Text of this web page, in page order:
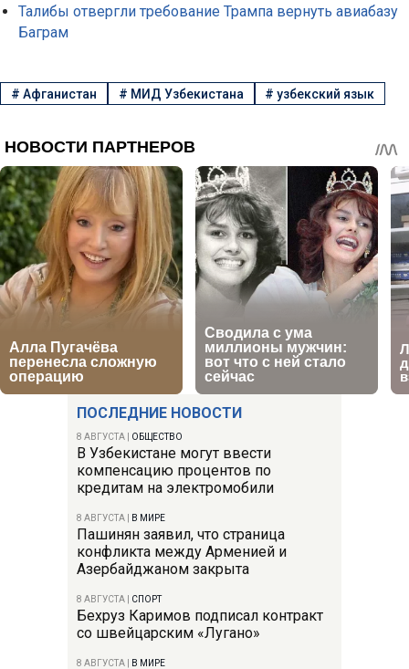
ПОСЛЕДНИЕ НОВОСТИ
8 АВГУСТА ОБЩЕСТВО
В Узбекистане могут ввести
компенсацию процентов по
кредитам на электромобили
8 АВГУСТА В МИРЕ
Пашинян заявил, что страница
конфликта между Арменией и
Азербайджаном закрыта
8 АВГУСТА СПОРТ
Бехруз Каримов подписал контракт
со швейцарским «Лугано»
8 АВГУСТА В МИРЕ
Талибы отвергли требование Трампа вернуть авиабазу
Баграм
# Афганистан # МИД Узбекистана #узбекский язык